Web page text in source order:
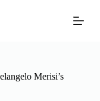
Merisi’s